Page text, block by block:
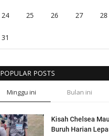
24 25 26 27 28
31
POPULAR POSTS
Minggu ini Bulan ini
Kisah Chelsea
Buruh Harian